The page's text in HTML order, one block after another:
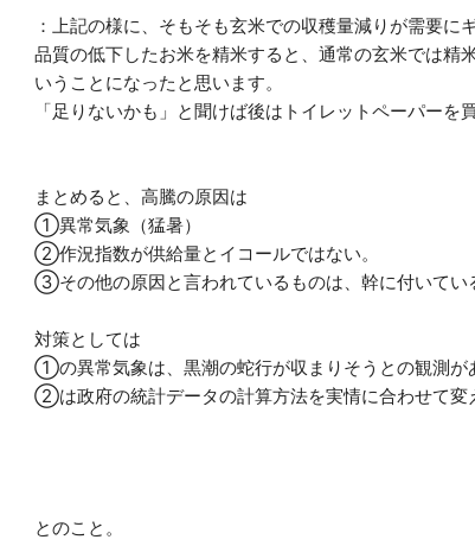
：上記の様に、そもそも玄米での収穫量減りが需要に
品質の低下したお米を精米すると、通常の玄米では精
いうことになったと思います。
「足りないかも」と聞けば後はトイレットペーパーを
まとめると、高騰の原因は
①異常気象（猛暑）
②作況指数が供給量とイコールではない。
③その他の原因と言われているものは、幹に付いてい
対策としては
①の異常気象は、黒潮の蛇行が収まりそうとの観測が
②は政府の統計データの計算方法を実情に合わせて変
とのこと。